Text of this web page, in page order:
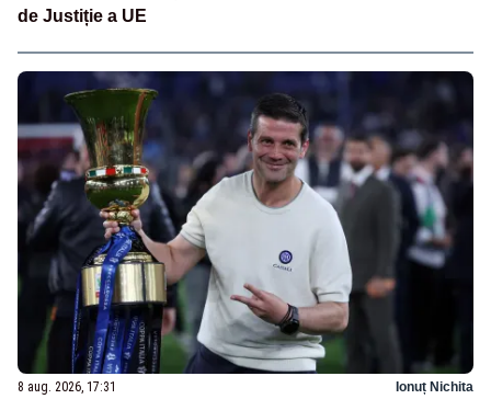
de Justiție a UE
8 aug. 2026, 17:31 Ionuț Nichita